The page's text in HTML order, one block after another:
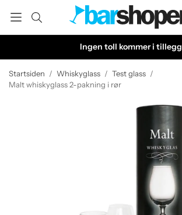
Ingen toll kommer i tillegg
Startsiden / Whiskyglass / Test glass /
Malt whiskyglass 2-pakning i rør